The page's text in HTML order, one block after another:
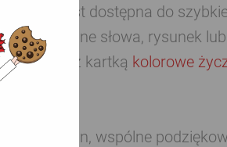
jest dostępna do
własne słowa, rysunek
kmplecie z kartką kolorowe
nasz design, wspólne